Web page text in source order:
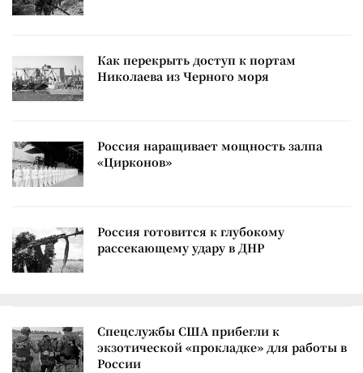
Как перекрыть доступ к портам
Николаева из Черного моря
Россия наращивает мощность залпа
«Цирконов»
Россия готовится к глубокому
рассекающему удару в ДНР
Спецслужбы США прибегли к
экзотической «прокладке» для работы в
России